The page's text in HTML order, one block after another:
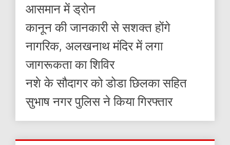
आसमान में ड्रोन
कानून की जानकारी से सशक्त होंगे
नागरिक, अलखनाथ मंदिर में लगा
जागरूकता का शिविर
नशे के सौदागर को डोडा छिलका सहित
सुभाष नगर पुलिस ने किया गिरफ्तार